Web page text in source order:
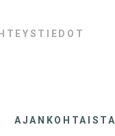
AJANKOHTAISTA